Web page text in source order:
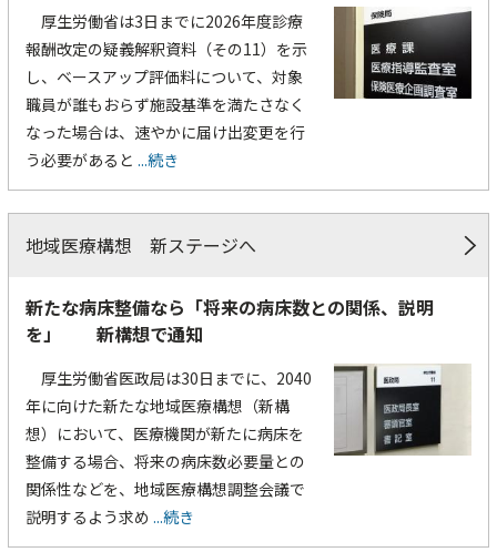
厚生労働省は3日までに2026年度診療
報酬改定の疑義解釈資料（その11）を示
し、ベースアップ評価料について、対象
職員が誰もおらず施設基準を満たさなく
なった場合は、速やかに届け出変更を行
う必要があると ...続き
地域医療構想 新ステージへ
新たな病床整備なら「将来の病床数との関係、説明
を」 新構想で通知
厚生労働省医政局は30日までに、2040
年に向けた新たな地域医療構想（新構
想）において、医療機関が新たに病床を
整備する場合、将来の病床数必要量との
関係性などを、地域医療構想調整会議で
説明するよう求め ...続き